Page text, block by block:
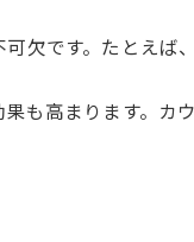
欠です。たとえば
も高まります。カ